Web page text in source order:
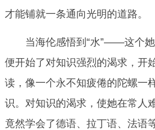
才能铺就一条通向光明的道路。
当海伦感悟到“水”——这个她
便开始了对知识强烈的渴求，开
读，像一个永不知疲倦的陀螺一
识。对知识的渴求，使她在常人
竟然学会了德语、拉丁语、法语